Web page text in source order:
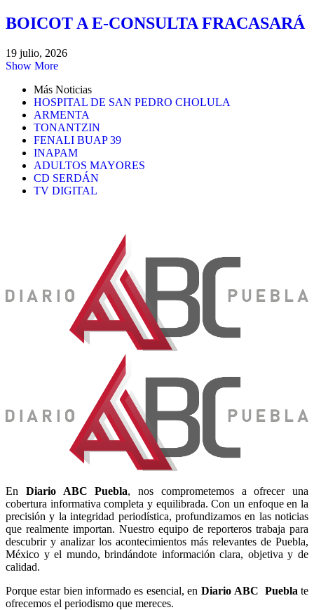
BOICOT A E-CONSULTA FRACASARÁ
19 julio, 2026
Show More
Más Noticias
HOSPITAL DE SAN PEDRO CHOLULA
ARMENTA
TONANTZIN
FENALI BUAP 39
INAPAM
ADULTOS MAYORES
CD SERDÁN
TV DIGITAL
En Diario ABC Puebla, nos comprometemos a ofrecer una
cobertura informativa completa y equilibrada. Con un enfoque en la
precisión y la integridad periodística, profundizamos en las noticias
que realmente importan. Nuestro equipo de reporteros trabaja para
descubrir y analizar los acontecimientos más relevantes de Puebla,
México y el mundo, brindándote información clara, objetiva y de
calidad.
Porque estar bien informado es esencial, en Diario ABC Puebla te
ofrecemos el periodismo que mereces.